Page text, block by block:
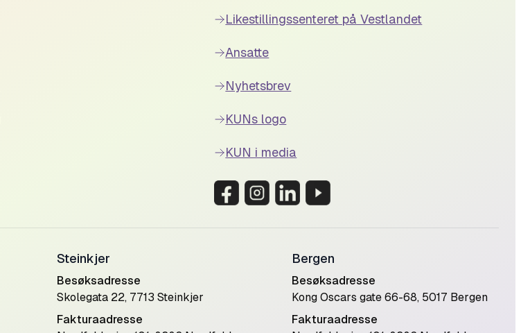
Likestillingssenteret på Vestlandet
Ansatte
Nyhetsbrev
KUNs logo
KUN i media
Steinkjer
Besøksadresse
Skolegata 22, 7713 Steinkjer
Fakturaadresse
Bergen
Besøksadresse
Kong Oscars gate 66-68, 5017 Bergen
Fakturaadresse